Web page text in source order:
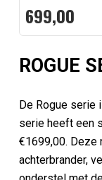
699,00
ROGUE
De Rogue serie
serie heeft een
€1699,00. Deze
achterbrander,